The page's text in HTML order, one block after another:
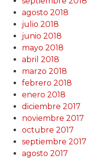
agosto 2018
julio 2018
junio 2018
mayo 2018
abril 2018
marzo 2018
febrero 2018
enero 2018
diciembre 2017
noviembre 2017
octubre 2017
septiembre 2017
agosto 2017